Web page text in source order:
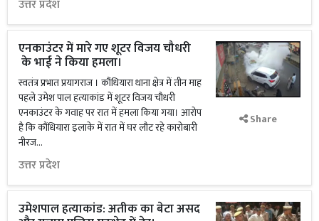
उत्तर प्रदेश
एनकाउंटर में मारे गए शूटर विजय चौधरी
के भाई ने किया हमला।
स्वतंत्र प्रभात प्रयागराज । कौंधियारा थाना क्षेत्र में तीन माह
पहले उमेश पाल हत्याकांड में शूटर विजय चौधरी
एनकाउंटर के गवाह पर रात में हमला किया गया। आरोप
है कि कौंधियारा इलाके में रात में घर लौट रहे कारोबारी
नीरज...
उत्तर प्रदेश
Share
उमेशपाल हत्याकांड: अतीक का बेटा असद